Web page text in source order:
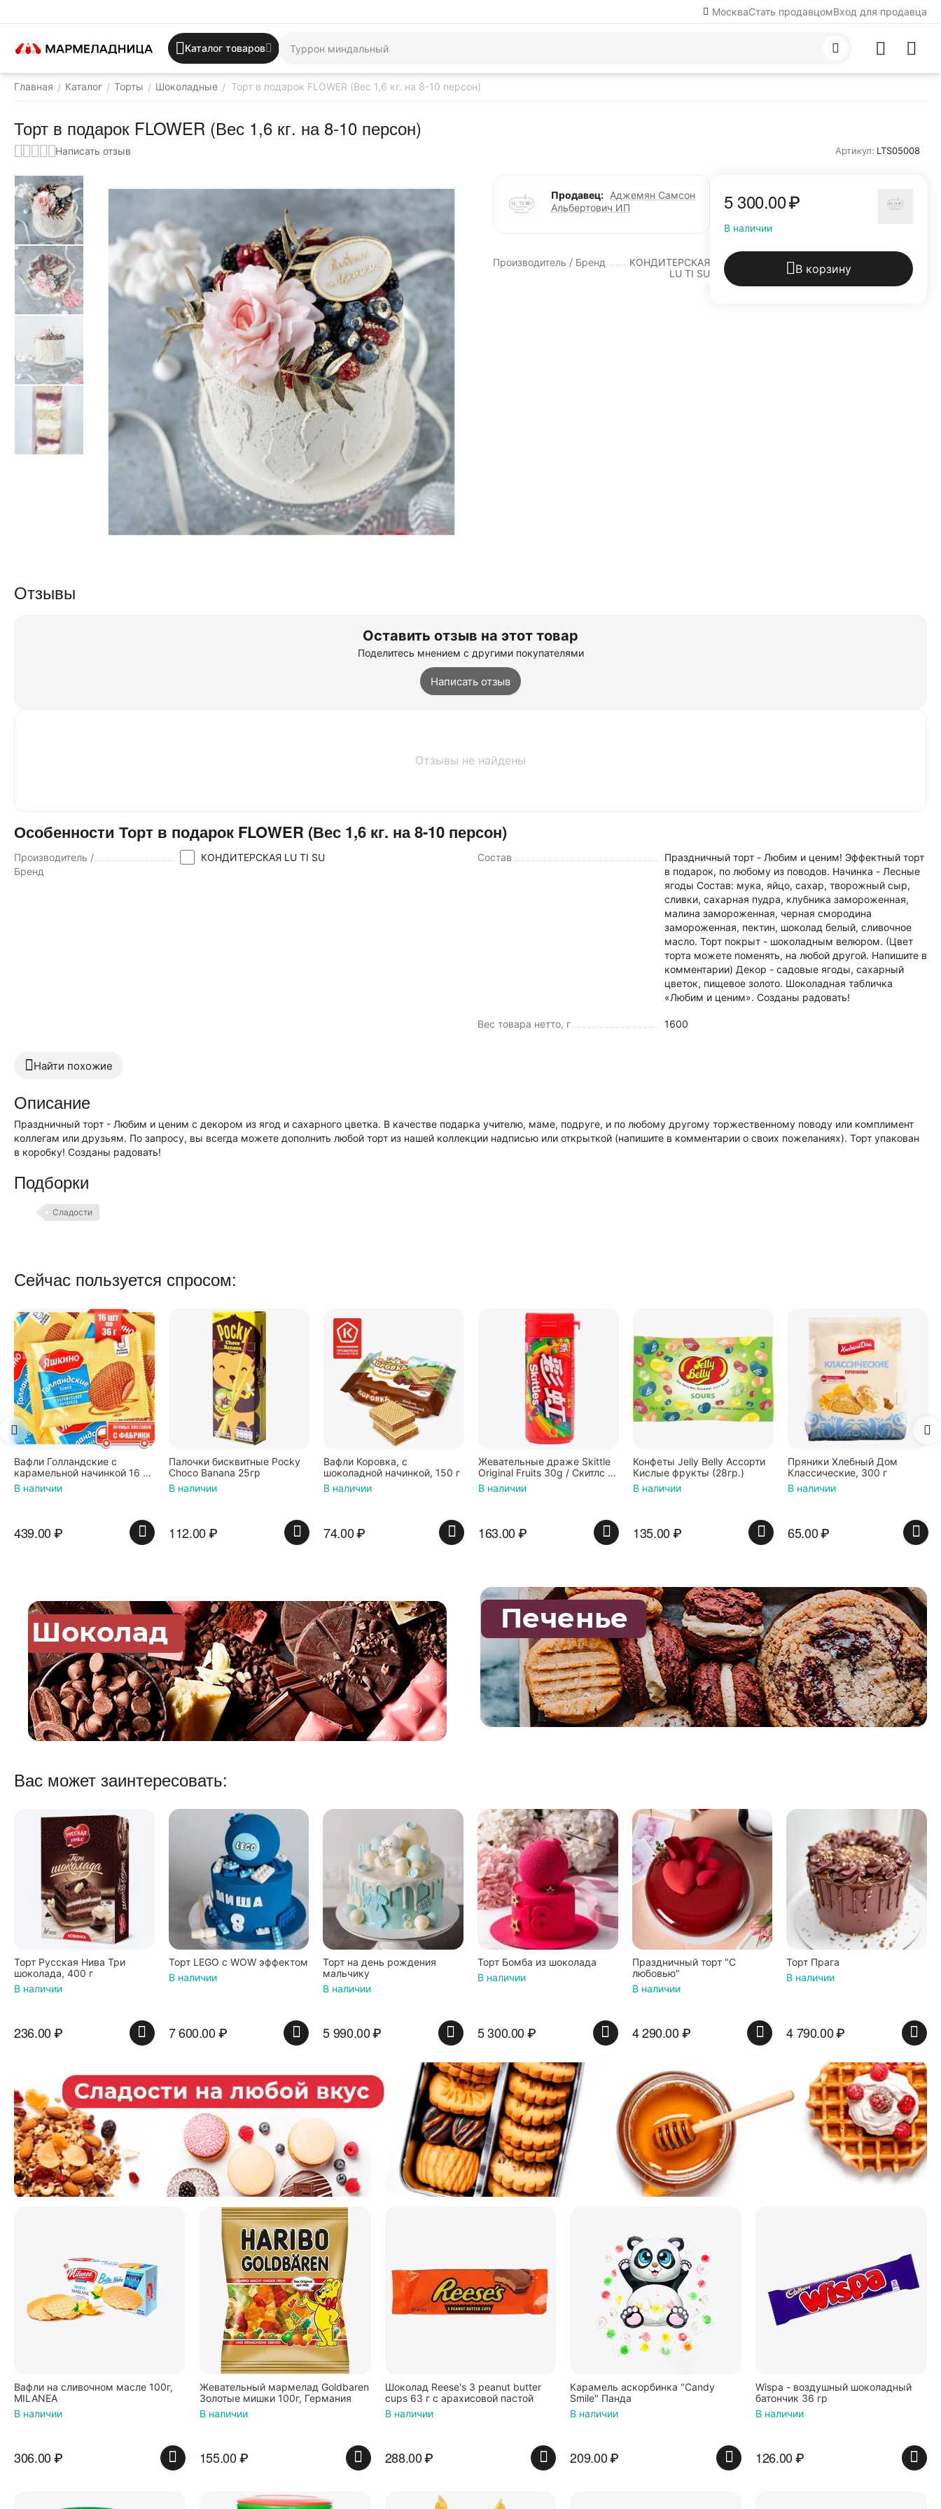
МоскваСтать продавцомВход для продавца
Каталог товаров
Главная / Каталог / Торты / Шоколадные / Торт в подарок FLOWER (Вес 1,6 кг. на 8-10 персон)
Торт в подарок FLOWER (Вес 1,6 кг. на 8-10 персон)
Написать отзыв Артикул: LTS05008
Продавец: Аджемян Самсон
Альбертович ИП
Производитель / Бренд
КОНДИТЕРСКАЯ
LU TI SU
5 300.00₽
В наличии
В корзину
Отзывы
Оставить отзыв на этот товар
Поделитесь мнением с другими покупателями
Написать отзыв
Отзывы не найдены
Особенности Торт в подарок FLOWER (Вес 1,6 кг. на 8-10 персон)
Производитель /
Бренд
КОНДИТЕРСКАЯ LU TI SU Состав
Праздничный торт - Любим и ценим! Эффектный торт
в подарок, по любому из поводов. Начинка - Лесные
ягоды Состав: мука, яйцо, сахар, творожный сыр,
сливки, сахарная пудра, клубника замороженная,
малина замороженная, черная смородина
замороженная, пектин, шоколад белый, сливочное
масло. Торт покрыт - шоколадным велюром. (Цвет
торта можете поменять, на любой другой. Напишите в
комментарии) Декор - садовые ягоды, сахарный
цветок, пищевое золото. Шоколадная табличка
«Любим и ценим». Созданы радовать!
Вес товара нетто, г 1600
Найти похожие
Описание
Праздничный торт - Любим и ценим с декором из ягод и сахарного цветка. В качестве подарка учителю, маме, подруге, и по любому другому торжественному поводу или комплимент
коллегам или друзьям. По запросу, вы всегда можете дополнить любой торт из нашей коллекции надписью или открыткой (напишите в комментарии о своих пожеланиях). Торт упакован
в коробку! Созданы радовать!
Подборки
Сладости
Сейчас пользуется спросом:
Палочки бисквитные Pocky
Choco Banana 25гр
В наличии
112.00₽
Вафли Коровка, c
шоколадной начинкой, 150 г
В наличии
74.00₽
Жевательные драже Skittle
Original Fruits 30g / Скитлс со
вкусом фруктов 30гр в
красной банке
В наличии
163.00₽
Конфеты Jelly Belly Ассорти
Кислые фрукты (28гр.)
В наличии
135.00₽
Пряники Хлебный Дом
Классические, 300 г
В наличии
65.00₽
Mamba Фрумеладки
Команда Пиратов, мармелад
жевательный с фруктовым
соком и витаминами,
ассорти фруктовых и
ягодных вкусов, 70г / Мамба
В наличии
₽
Вас может заинтересовать:
Торт Русская Нива Три
шоколада, 400 г
В наличии
236.00₽
Торт LEGO с WOW эффектом
В наличии
7 600.00₽
Торт на день рождения
мальчику
В наличии
5 990.00₽
Торт Бомба из шоколада
В наличии
5 300.00₽
Праздничный торт "С
любовью"
В наличии
4 290.00₽
Торт Прага
В наличии
4 790.00₽
Вафли на сливочном масле 100г,
MILANEA
В наличии
306.00₽
Жевательный мармелад Goldbaren
Золотые мишки 100г, Германия
В наличии
155.00₽
Шоколад Reese's 3 peanut butter
cups 63 г с арахисовой пастой
В наличии
288.00₽
Карамель аскорбинка "Candy
Smile" Панда
В наличии
209.00₽
Wispa - воздушный шоколадный
батончик 36 гр
В наличии
126.00₽